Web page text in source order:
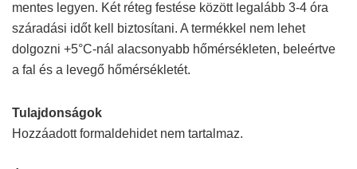
mentes legyen. Két réteg festése között legalább 3-4 óra
száradási időt kell biztosítani. A termékkel nem lehet
dolgozni +5°C-nál alacsonyabb hőmérsékleten, beleértve
a fal és a levegő hőmérsékletét.
Tulajdonságok
Hozzáadott formaldehidet nem tartalmaz.